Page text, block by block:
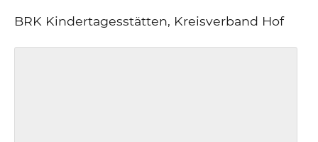
BRK Kindertagesstätten, Kreisverband Hof